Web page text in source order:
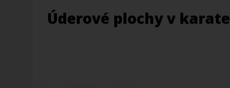
Úderové plochy v karate